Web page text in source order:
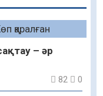
қаралған
– әр
82 0